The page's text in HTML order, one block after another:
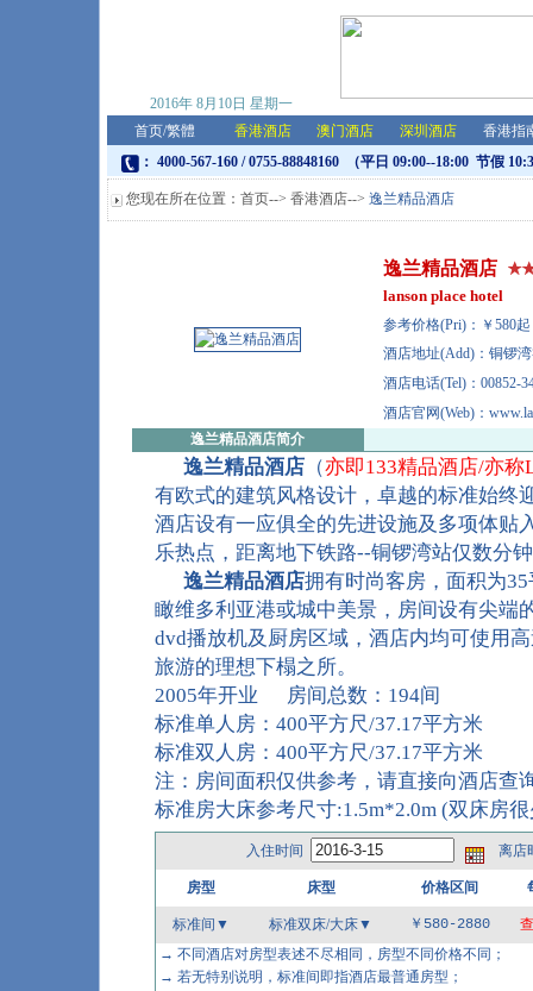
2016年 8月10日 星期一
首页/繁體 香港酒店 澳门酒店 深圳酒店
香港指
： 4000-567-160 / 0755-88848160 （平日 09:00--18:00 节假
您现在所在位置： 首页--> 香港酒店--> 逸兰精品酒店
逸兰精品酒店
lanson place hotel
参考价格(Pri)：￥
酒店地址(Add)：铜锣
酒店电话(Tel)：00852-
酒店官网(Web)：
逸兰精品酒店简介
逸兰精品酒店（亦即133精品酒店/亦称
有欧式的建筑风格设计，卓越的标准始终
酒店设有一应俱全的先进设施及多项体贴
乐热点，距离地下铁路--铜锣湾站仅数分
逸兰精品酒店拥有时尚客房，面积为
瞰维多利亚港或城中美景，房间设有尖端
dvd播放机及厨房区域，酒店内均可使用
旅游的理想下榻之所。
2005年开业
房间总数：194间
标准单人房：400平方尺/37.17平方米
标准双人房：400平方尺/37.17平方米
注：房间面积仅供参考，请直接向酒店查
标准房大床参考尺寸:1.5m*2.0m (双床房
入住时间 离店
房型 床型 价格区间
标准间▼ 标准双床/大床▼ ￥580-2880
→ 不同酒店对房型表述不尽相同，房型不同价格不同；
→ 若无特别说明，标准间即指酒店最普通房型；